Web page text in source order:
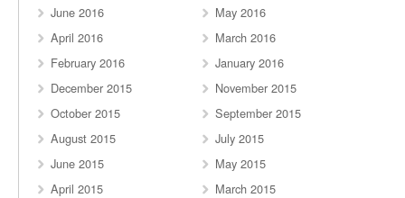
June 2016
May 2016
April 2016
March 2016
February 2016
January 2016
December 2015
November 2015
October 2015
September 2015
August 2015
July 2015
June 2015
May 2015
April 2015
March 2015